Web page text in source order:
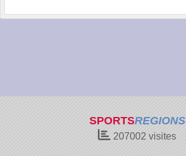
SPORTSREGIONS
207002 visites